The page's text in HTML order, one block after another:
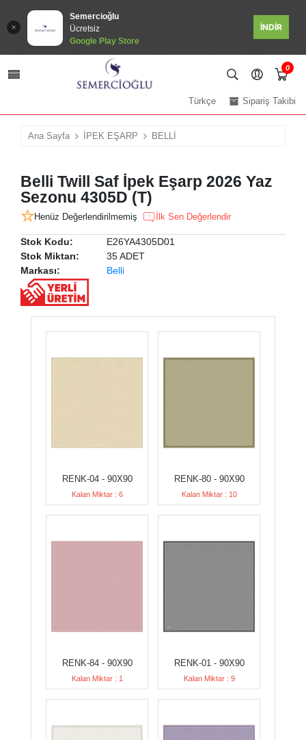
Semercioğlu
Ücretsiz
Google Play Store
İNDİR
0
Sipariş Takibi
Türkçe
Ana Sayfa İPEK EŞARP BELLİ
Belli Twill Saf İpek Eşarp 2026 Yaz
Sezonu 4305D (T)
Henüz Değerlendirilmemiş İlk Sen Değerlendir
Stok Kodu:
E26YA4305D01
Stok Miktarı:
35 ADET
Markası:
Belli
RENK-04 - 90X90
Kalan Miktar : 6
RENK-80 - 90X90
Kalan Miktar : 10
RENK-84 - 90X90
Kalan Miktar : 1
RENK-01 - 90X90
Kalan Miktar : 9